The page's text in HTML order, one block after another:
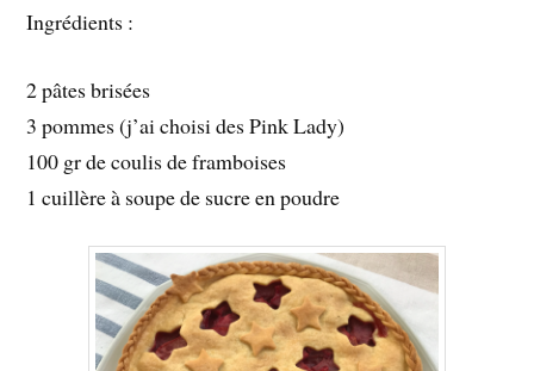
Ingrédients :
2 pâtes brisées
3 pommes (j’ai choisi des Pink Lady)
100 gr de coulis de framboises
1 cuillère à soupe de sucre en poudre